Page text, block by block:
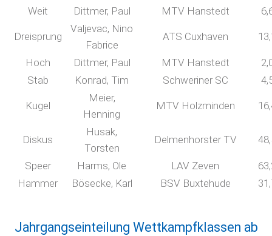
Weit
Dittmer, Paul MTV Hanstedt
Dreisprung
Valjevac, Nino
Fabrice
ATS Cuxhaven
Hoch Dittmer, Paul MTV Hanstedt
Stab
Konrad, Tim Schweriner SC
Kugel
Meier,
Henning
MTV Holzminden
Diskus
Husak,
Torsten
Delmenhorster TV
Speer Harms, Ole LAV Zeven
Hammer
Bösecke, Karl BSV Buxtehude
Jahrgangseinteilung Wettkampfklassen ab